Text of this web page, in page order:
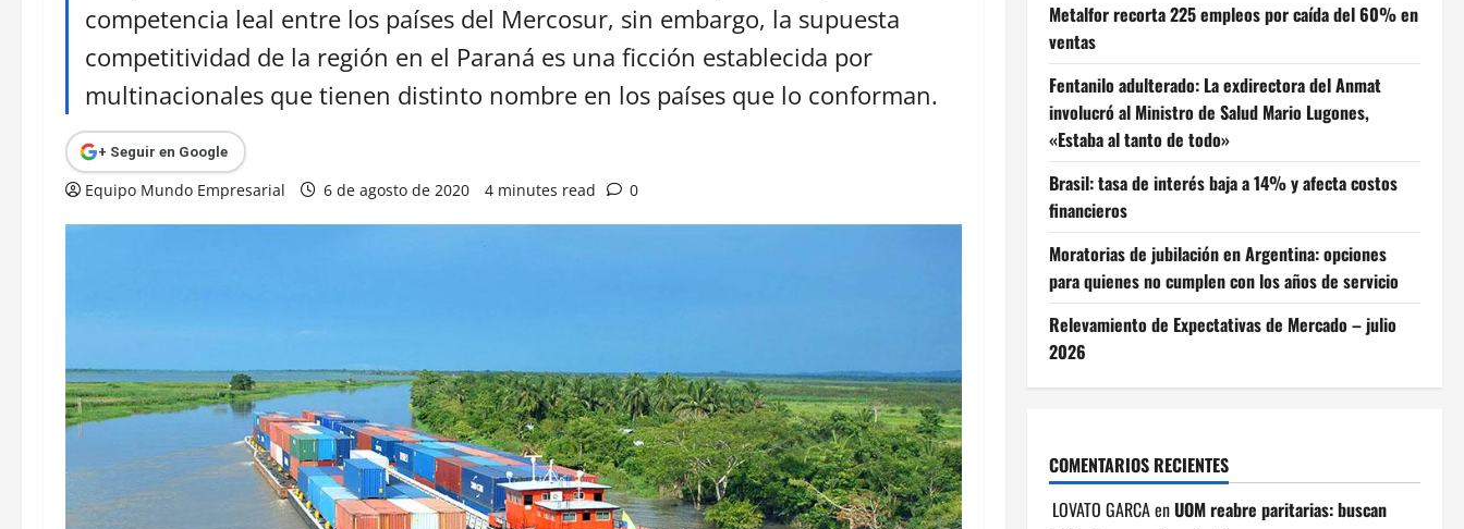
competencia leal entre los países del Mercosur, sin embargo, la supuesta
competitividad de la región en el Paraná es una ficción establecida por
multinacionales que tienen distinto nombre en los países que lo conforman.
+ Seguir en Google
Equipo Mundo Empresarial 6 de agosto de 2020 4 minutes read 0
Metalfor recorta 225 empleos por caída del 60% en
ventas
Fentanilo adulterado: La exdirectora del Anmat
involucró al Ministro de Salud Mario Lugones,
«Estaba al tanto de todo»
Brasil: tasa de interés baja a 14% y afecta costos
financieros
Moratorias de jubilación en Argentina: opciones
para quienes no cumplen con los años de servicio
Relevamiento de Expectativas de Mercado – julio
2026
COMENTARIOS RECIENTES
LOVATO GARCAenUOM reabre paritarias: buscan